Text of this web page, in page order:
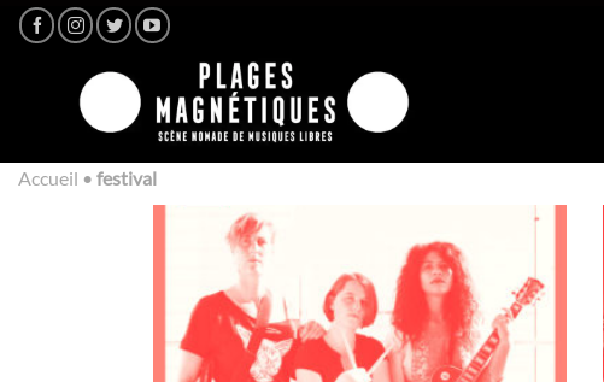
Passer
Accueil • festival